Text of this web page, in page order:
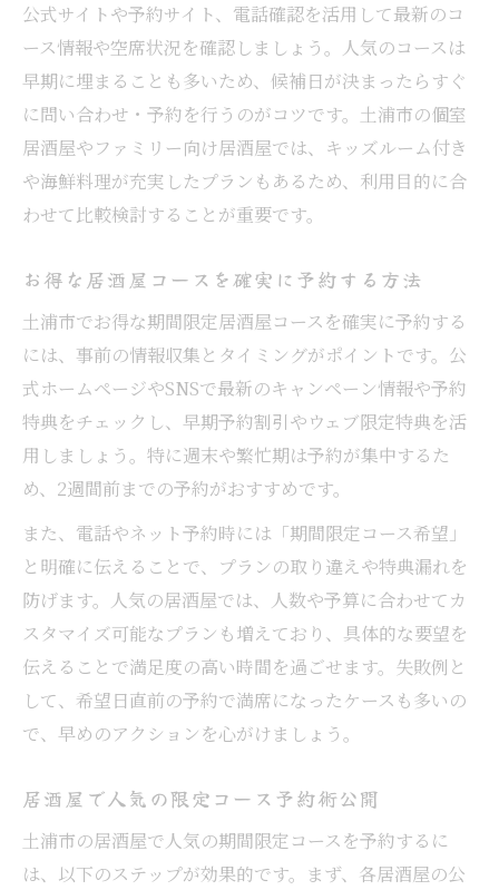
公式サイトや予約サイト、電話確認を活用して最新のコ
ース情報や空席状況を確認しましょう。人気のコースは
早期に埋まることも多いため、候補日が決まったらすぐ
に問い合わせ・予約を行うのがコツです。土浦市の個室
居酒屋やファミリー向け居酒屋では、キッズルーム付き
や海鮮料理が充実したプランもあるため、利用目的に合
わせて比較検討することが重要です。
お得な居酒屋コースを確実に予約する方法
土浦市でお得な期間限定居酒屋コースを確実に予約する
には、事前の情報収集とタイミングがポイントです。公
式ホームページやSNSで最新のキャンペーン情報や予約
特典をチェックし、早期予約割引やウェブ限定特典を活
用しましょう。特に週末や繁忙期は予約が集中するた
め、2週間前までの予約がおすすめです。
また、電話やネット予約時には「期間限定コース希望」
と明確に伝えることで、プランの取り違えや特典漏れを
防げます。人気の居酒屋では、人数や予算に合わせてカ
スタマイズ可能なプランも増えており、具体的な要望を
伝えることで満足度の高い時間を過ごせます。失敗例と
して、希望日直前の予約で満席になったケースも多いの
で、早めのアクションを心がけましょう。
居酒屋で人気の限定コース予約術公開
土浦市の居酒屋で人気の期間限定コースを予約するに
は、以下のステップが効果的です。まず、各居酒屋の公